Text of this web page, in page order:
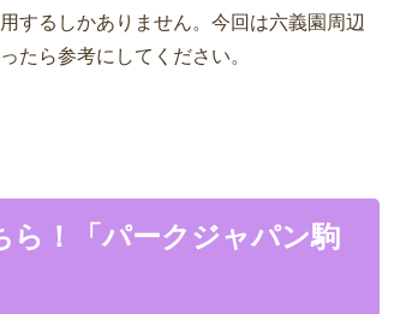
するしかありません。今回は六義園周辺
たら参考にしてください。
ら！「パークジャパン駒